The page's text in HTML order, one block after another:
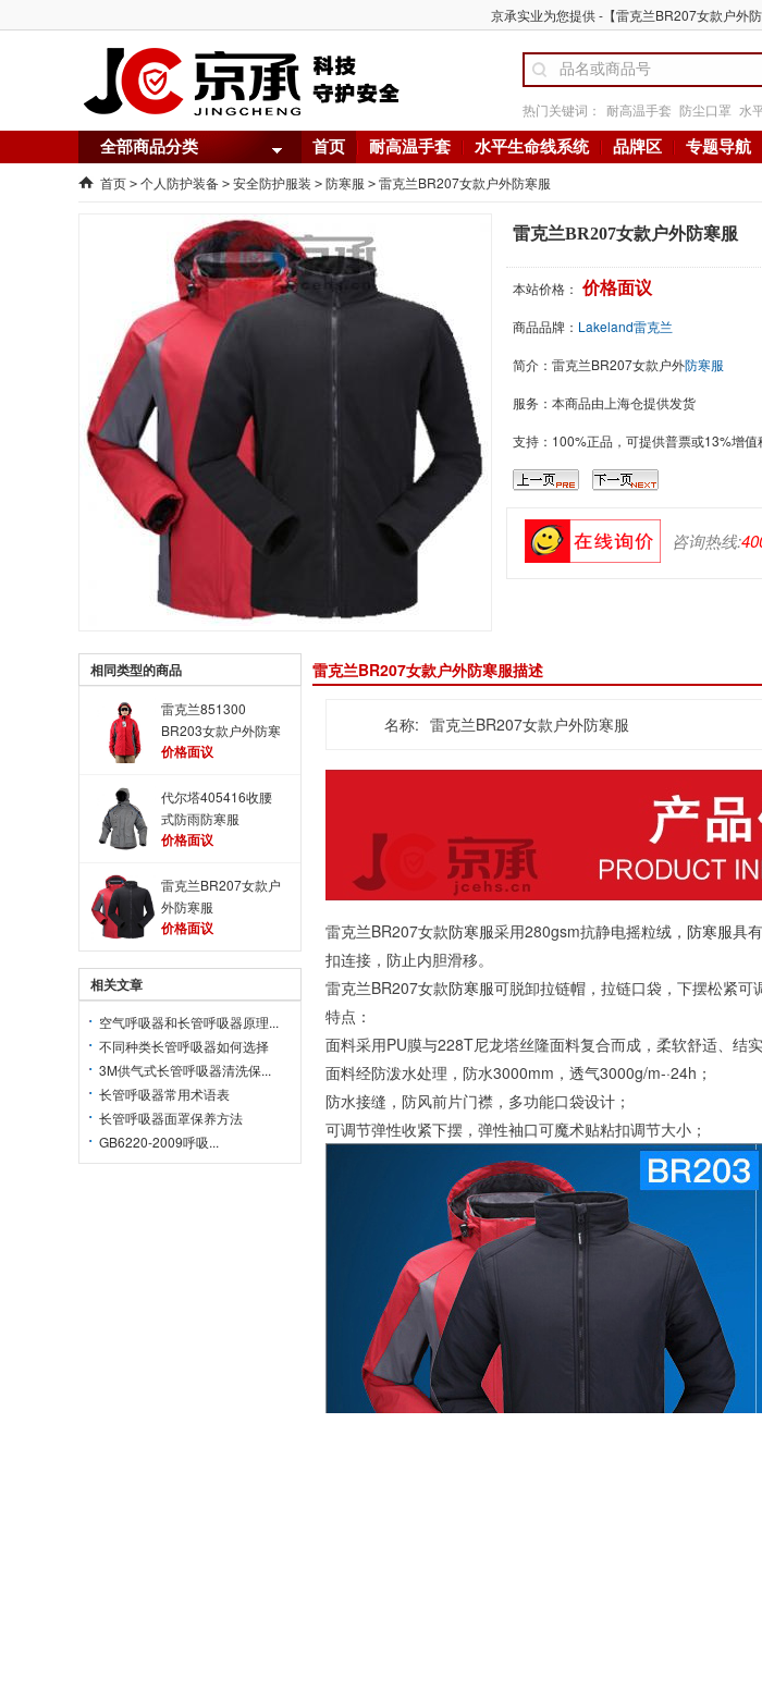
京承实业为您提供 -【雷克兰BR207女款户外
热门关键词： 耐高温手套 防尘口罩 水
全部商品分类 首页 耐高温手套 水平生命线系统 品牌区 专题导航
首页 > 个人防护装备 > 安全防护服装 > 防寒服 > 雷克兰BR207女款户外防寒服
雷克兰BR207女款户外防寒服
本站价格： 价格面议
商品品牌： Lakeland雷克兰
简介： 雷克兰BR207女款户外防寒服
服务：本商品由上海仓提供发货
支持：100%正品，可提供普票或13%增值
咨询热线:
相同类型的商品
雷克兰851300
BR203女款户外防寒
服
价格面议
代尔塔405416收腰
式防雨防寒服
价格面议
雷克兰BR207女款户
外防寒服
价格面议
相关文章
空气呼吸器和长管呼吸器原理...
不同种类长管呼吸器如何选择
3M供气式长管呼吸器清洗保...
长管呼吸器常用术语表
长管呼吸器面罩保养方法
GB6220-2009呼吸...
雷克兰BR207女款户外防寒服描述
名称: 雷克兰BR207女款户外防寒服
雷克兰BR207女款防寒服采用280gsm抗静电摇粒绒， 防寒服具
扣连接，防止内胆滑移。
雷克兰BR207女款防寒服可脱卸拉链帽，拉链口袋，下摆松紧可
特点：
面料采用PU膜与228T尼龙塔丝隆面料复合而成，柔软舒适、结
面料经防泼水处理，防水3000mm，透气3000g/m-·24h；
防水接缝，防风前片门襟，多功能口袋设计；
可调节弹性收紧下摆，弹性袖口可魔术贴粘扣调节大小；